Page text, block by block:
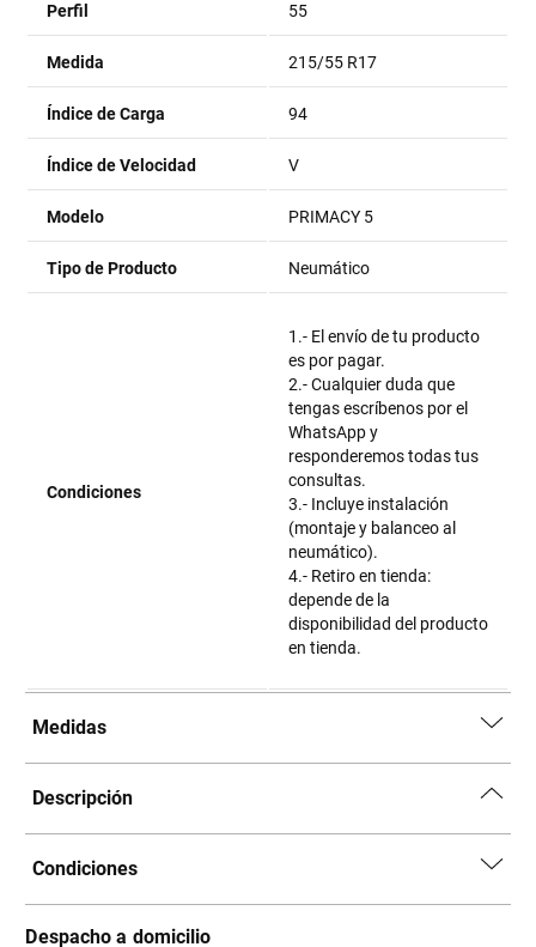
Perfil 55
Medida 215/55 R17
Índice de Carga 94
Índice de Velocidad V
Modelo PRIMACY 5
Tipo de Producto Neumático
Condiciones
1.- El envío de tu producto
es por pagar.
2.- Cualquier duda que
tengas escríbenos por el
WhatsApp y
responderemos todas tus
consultas.
3.- Incluye instalación
(montaje y balanceo al
neumático).
4.- Retiro en tienda:
depende de la
disponibilidad del producto
en tienda.
Medidas
Descripción
Condiciones
Despacho a domicilio